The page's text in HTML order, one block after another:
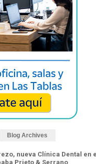
Blog Archives
nueva Clínica Dental en
Prieto & Serrano